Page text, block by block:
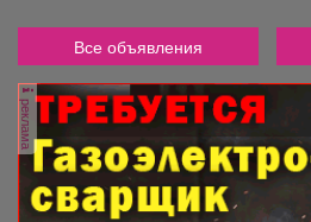
Все объявления
реклама